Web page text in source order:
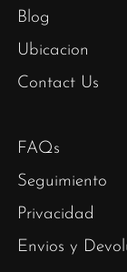
Blog
Ubicacion
Contact Us
FAQs
Seguimiento
Privacidad
Envios y